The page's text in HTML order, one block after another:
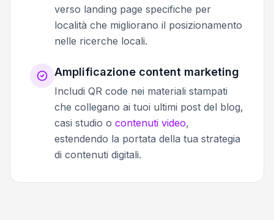
verso landing page specifiche per
località che migliorano il posizionamento
nelle ricerche locali.
Amplificazione content marketing
Includi QR code nei materiali stampati
che collegano ai tuoi ultimi post del blog,
casi studio o contenuti video,
estendendo la portata della tua strategia
di contenuti digitali.